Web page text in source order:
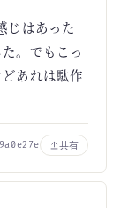
じはあった
。でもこっ
あれは駄作
共有